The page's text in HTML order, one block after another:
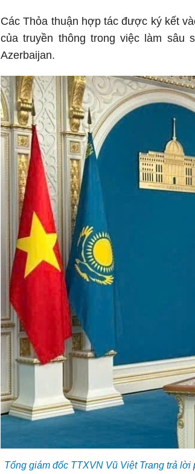
Các Thỏa thuận hợp tác được ký kết
của truyền thông trong việc làm sâu
Azerbaijan.
Tổng giám đốc TTXVN Vũ Việt Trang trả